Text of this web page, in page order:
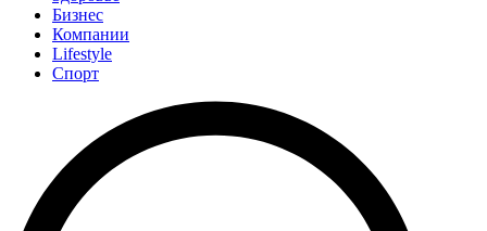
Бизнес
Компании
Lifestyle
Спорт